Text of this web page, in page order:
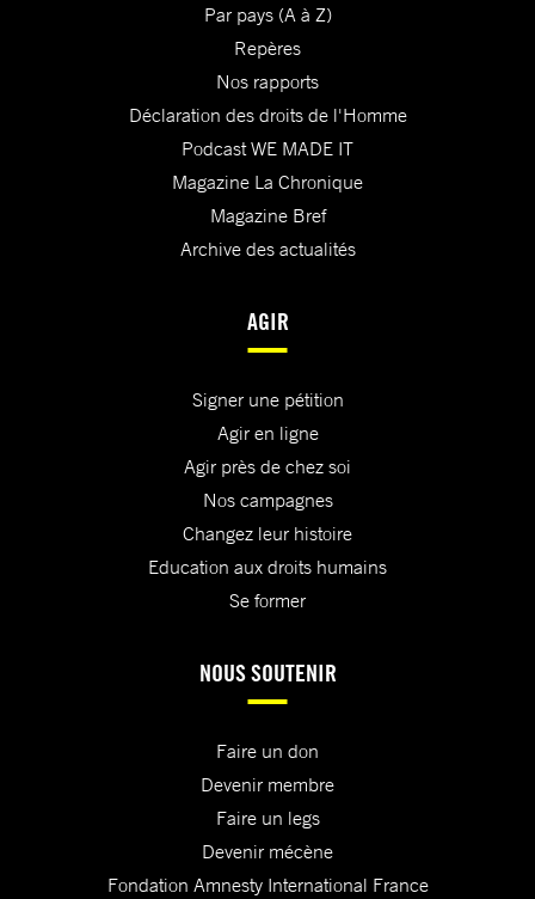
Par pays (A à Z)
Repères
Nos rapports
Déclaration des droits de l'Homme
Podcast WE MADE IT
Magazine La Chronique
Magazine Bref
Archive des actualités
AGIR
Signer une pétition
Agir en ligne
Agir près de chez soi
Nos campagnes
Changez leur histoire
Education aux droits humains
Se former
NOUS SOUTENIR
Faire un don
Devenir membre
Faire un legs
Devenir mécène
Fondation Amnesty International France